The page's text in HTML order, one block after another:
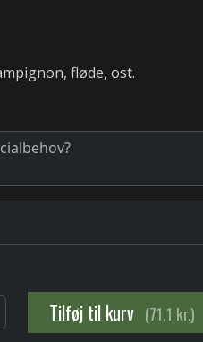
fløde, ost.